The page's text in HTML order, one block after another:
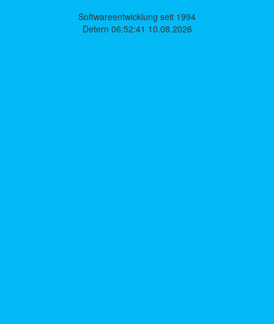
Softwareentwicklung seit 1994
Detern 06:52:41 10.08.2026